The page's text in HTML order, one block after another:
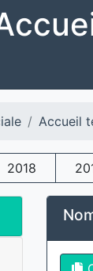
Accueil
2018